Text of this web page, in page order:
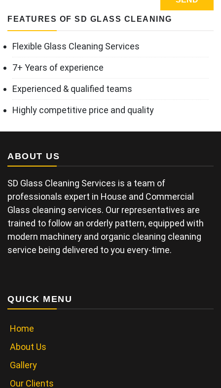
FEATURES OF SD GLASS CLEANING
Flexible Glass Cleaning Services
7+ Years of experience
Experienced & qualified teams
Highly competitive price and quality
ABOUT US
SD Glass Cleaning Services is a team of
professionals expert in House and Commercial
Glass cleaning services. Our representatives are
trained to follow an orderly pattern, equipped with
modern machinery and organic cleaning cleaning
service being delivered to you every-time.
QUICK MENU
Home
About Us
Gallery
Our Clients